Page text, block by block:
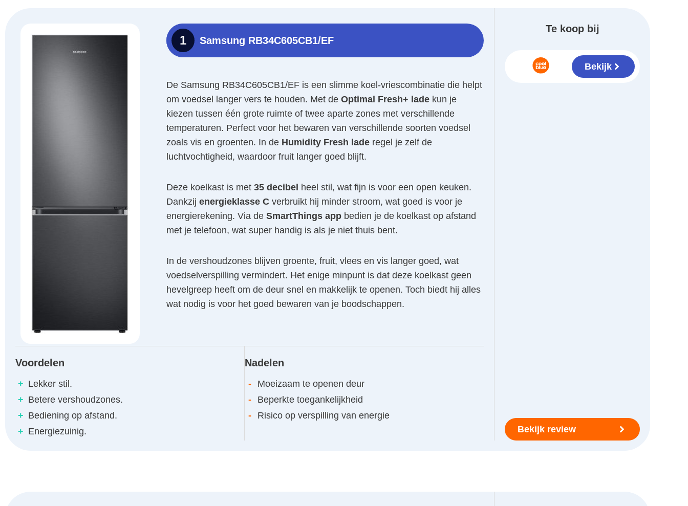
1 Samsung RB34C605CB1/EF
De Samsung RB34C605CB1/EF is een slimme koel-vriescombinatie die helpt
om voedsel langer vers te houden. Met de Optimal Fresh+ ladekun je
kiezen tussen één grote ruimte of twee aparte zones met verschillende
temperaturen. Perfect voor het bewaren van verschillende soorten voedsel
zoals vis en groenten. In de Humidity Fresh laderegel je zelf de
luchtvochtigheid, waardoor fruit langer goed blijft.
Deze koelkast is met 35 decibel heel stil, wat fijn is voor een open keuken.
Dankzij energieklasse Cverbruikt hij minder stroom, wat goed is voor je
energierekening. Via de SmartThings appbedien je de koelkast op afstand
met je telefoon, wat super handig is als je niet thuis bent.
In de vershoudzones blijven groente, fruit, vlees en vis langer goed, wat
voedselverspilling vermindert. Het enige minpunt is dat deze koelkast geen
hevelgreep heeft om de deur snel en makkelijk te openen. Toch biedt hij alles
wat nodig is voor het goed bewaren van je boodschappen.
Voordelen
+ Lekker stil.
+ Betere vershoudzones.
+ Bediening op afstand.
+ Energiezuinig.
Nadelen
-
Moeizaam te openen deur
-
Beperkte toegankelijkheid
-
Risico op verspilling van energie
Te koop bij
Bekijk
Bekijk review